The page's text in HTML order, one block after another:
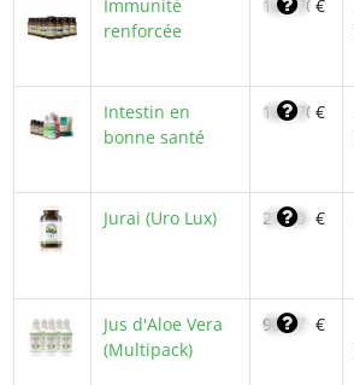
Immunité
renforcée
161,70 €
Intestin en
bonne santé
161,70 €
Jurai (Uro Lux) 27,70 €
Jus d'Aloe Vera
(Multipack)
95,57 €